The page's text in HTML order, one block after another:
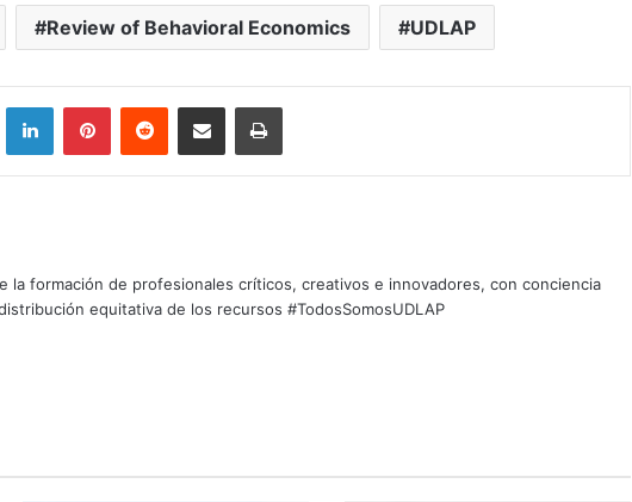
Review of Behavioral Economics UDLAP
LinkedInPinterestReddit Share via Email Print
la formación de profesionales críticos, creativos e innovadores, con conciencia
equitativa de los recursos #TodosSomosUDLAP